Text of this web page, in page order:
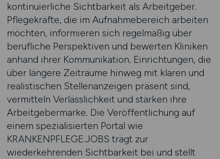
kontinuierliche Sichtbarkeit als Arbeitgeber.
Pflegekräfte, die im Aufnahmebereich arbeiten
möchten, informieren sich regelmäßig über
berufliche Perspektiven und bewerten Kliniken
anhand ihrer Kommunikation. Einrichtungen, die
über längere Zeiträume hinweg mit klaren und
realistischen Stellenanzeigen präsent sind,
vermitteln Verlässlichkeit und stärken ihre
Arbeitgebermarke. Die Veröffentlichung auf
einem spezialisierten Portal wie
KRANKENPFLEGE.JOBS trägt zur
wiederkehrenden Sichtbarkeit bei und stellt